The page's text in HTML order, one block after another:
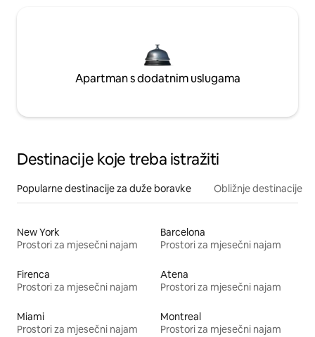
Apartman s dodatnim uslugama
Destinacije koje treba istražiti
Popularne destinacije za duže boravke Obližnje destinacije
New York
Prostori za mjesečni najam
Barcelona
Prostori za mjesečni najam
Firenca
Prostori za mjesečni najam
Atena
Prostori za mjesečni najam
Miami
Prostori za mjesečni najam
Montreal
Prostori za mjesečni najam